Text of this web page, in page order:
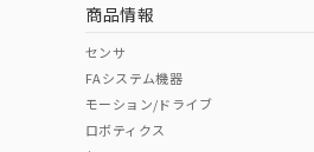
中国 RoHS表
Pb Hg
商品情報
センサ
FAシステム機器
モーション/ドライブ
ロボティクス